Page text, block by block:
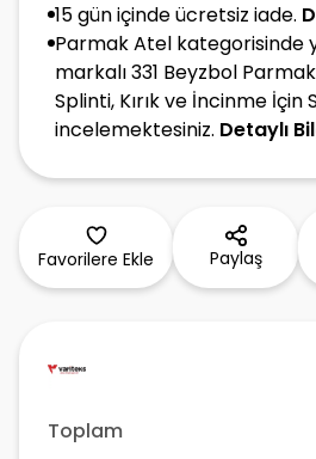
15 gün içinde ücretsiz iade.
Parmak Atel kategorisinde
markalı 331 Beyzbol
Splinti, Kırık ve İncinme
incelemektesiniz. Detaylı
Favorilere Ekle Paylaş
Toplam